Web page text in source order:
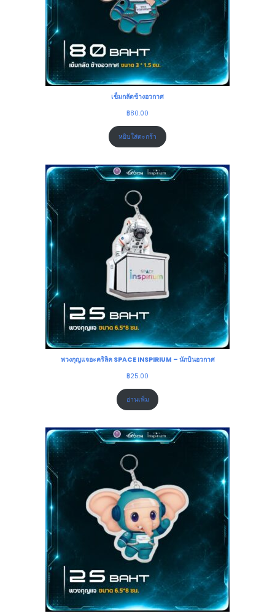
เข็มกลัดช้างอวกาศ
฿80.00
หยิบใส่ตะกร้า
พวงกุญแจอะคริลิค SPACE INSPIRIUM – นักบินอวกาศ
฿25.00
อ่านเพิ่ม